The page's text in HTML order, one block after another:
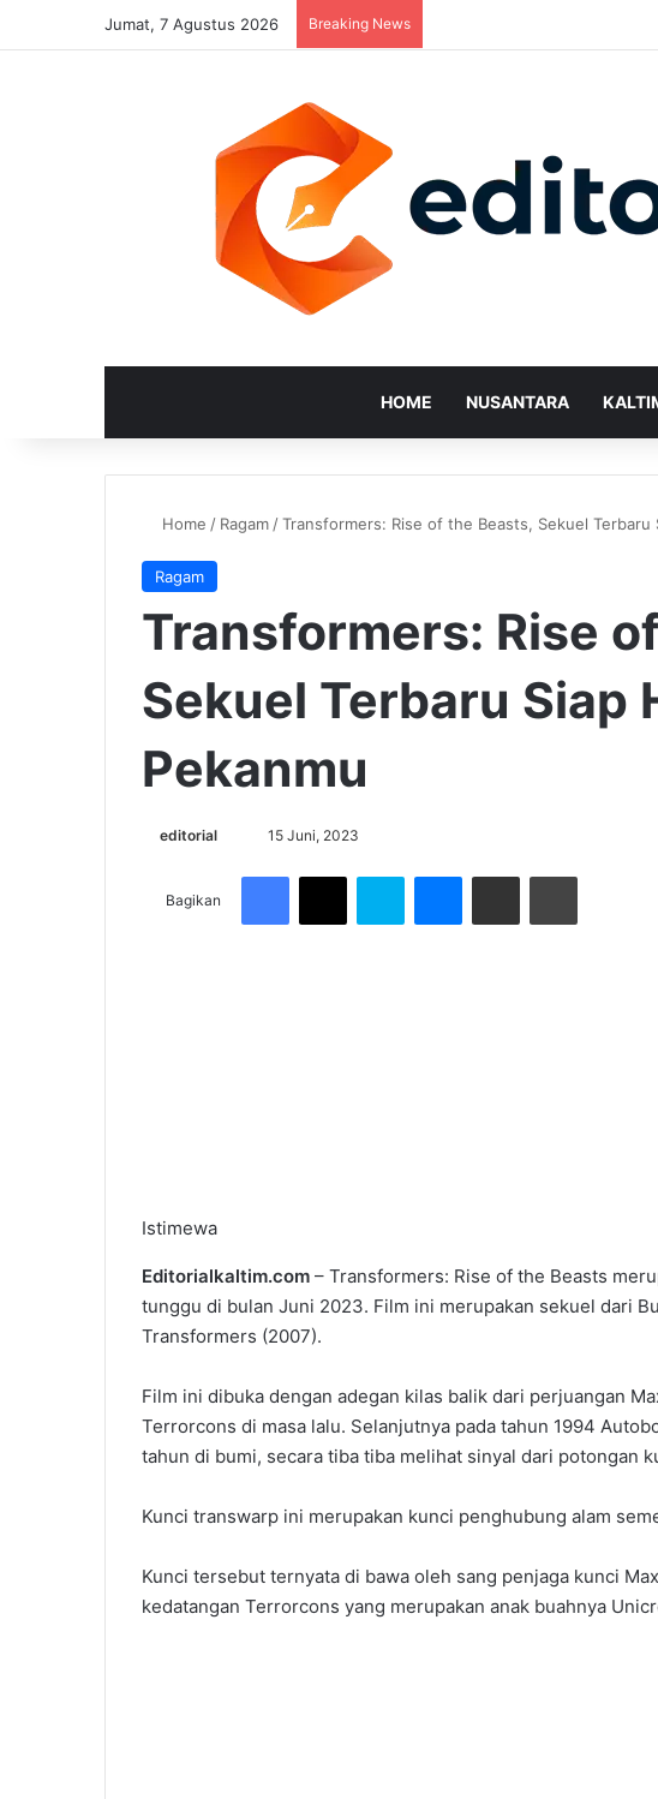
Jumat, 7 Agustus 2026 Breaking News
HOME NUSANTARA
Home / Ragam /Transformers: Rise of the Beasts, Sekuel Terbaru
Ragam
Transformers: Rise
Sekuel Terbaru Siap
Pekanmu
editorial
Send15 Juni, 2023
Bagikan
Facebook
X Skype Messenger
Share via Email Cetak
Istimewa
Editorialkaltim.com – Transformers: Rise of the Beasts
tunggu di bulan Juni 2023. Film ini merupakan sekuel dari
Transformers (2007).
Film ini dibuka dengan adegan kilas balik dari perjuangan
Terrorcons di masa lalu. Selanjutnya pada tahun 1994
tahun di bumi, secara tiba tiba melihat sinyal dari potongan
Kunci transwarp ini merupakan kunci penghubung alam
Kunci tersebut ternyata di bawa oleh sang penjaga kunci
kedatangan Terrorcons yang merupakan anak buahnya